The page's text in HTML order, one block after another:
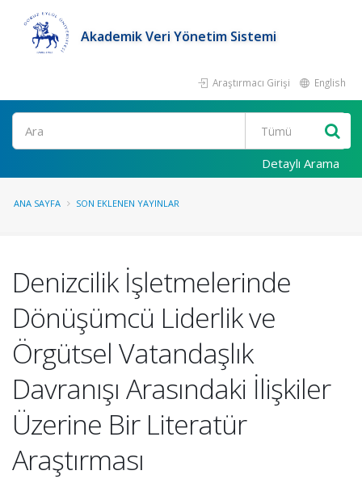
Akademik Veri Yönetim Sistemi
Araştırmacı Girişi English
Ara
Detaylı Arama
ANA SAYFA SON EKLENEN YAYINLAR
Denizcilik İşletmelerinde
Dönüşümcü Liderlik ve
Örgütsel Vatandaşlık
Davranışı Arasındaki İlişkiler
Üzerine Bir Literatür
Araştırması